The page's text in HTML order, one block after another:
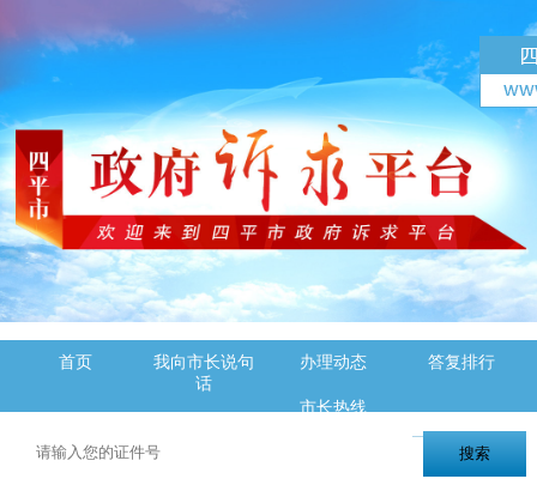
首页
我向市长说句
话
办理动态 答复排行
市长热线